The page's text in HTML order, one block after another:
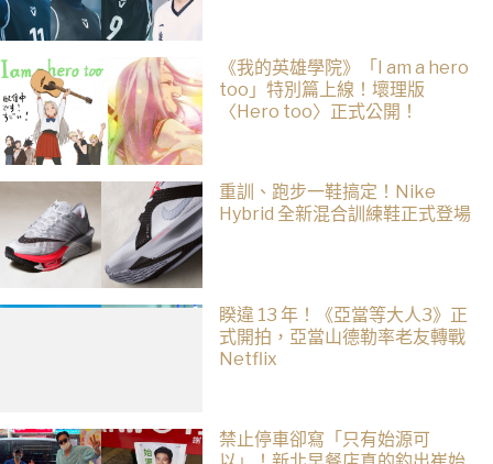
《我的英雄學院》「I am a hero
too」特別篇上線！壞理版
〈Hero too〉正式公開！
重訓、跑步一鞋搞定！Nike
Hybrid 全新混合訓練鞋正式登場
睽違 13 年！《亞當等大人3》正
式開拍，亞當山德勒率老友轉戰
Netflix
禁止停車卻寫「只有始源可